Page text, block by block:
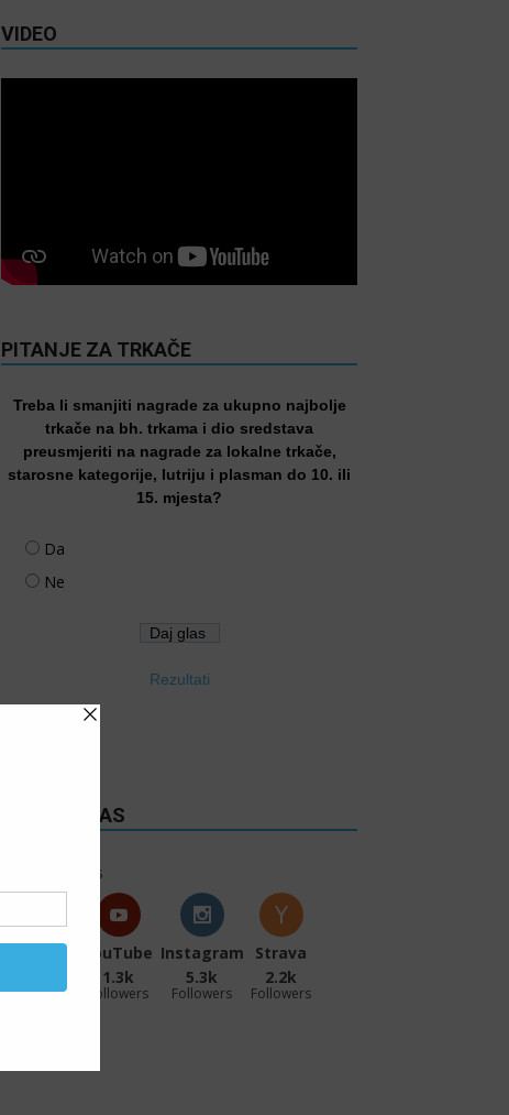
VIDEO
PITANJE ZA TRKAČE
Treba li smanjiti nagrade za ukupno najbolje
trkače na bh. trkama i dio sredstava
preusmjeriti na nagrade za lokalne trkače,
starosne kategorije, lutriju i plasman do 10. ili
15. mjesta?
Da
Ne
Rezultati
PRATITE NAS
Follows
Facebook
Followers
YouTube
1.3k
Followers
Instagram
5.3k
Followers
Strava
2.2k
Followers